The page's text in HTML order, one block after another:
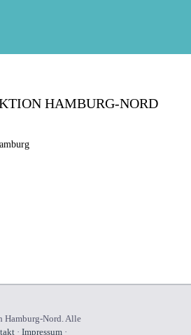
HAMBURG-NORD
Nord. Alle
· Impressum·